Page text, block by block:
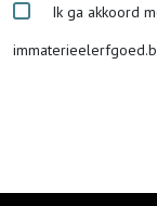
Ik ga akkoord